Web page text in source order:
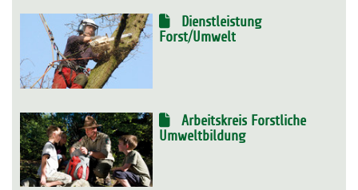
Dienstleistung
Forst/Umwelt
Arbeitskreis Forstliche
Umweltbildung